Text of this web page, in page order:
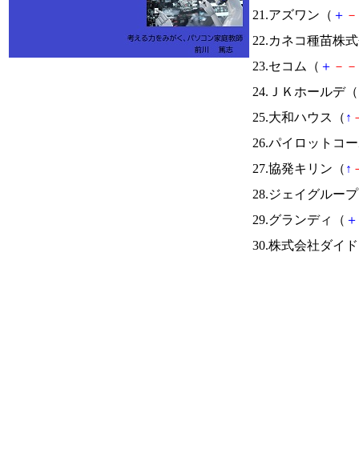
21.アズワン（ ＋ －
22.カネコ種苗株
23.セコム（ ＋ － －
24.ＪＫホールデ（
25.大和ハウス（ ↑
26.パイロットコ
27.協発キリン（ ↑
28.ジェイグルー
29.グランディ（ ＋
30.株式会社ダイ